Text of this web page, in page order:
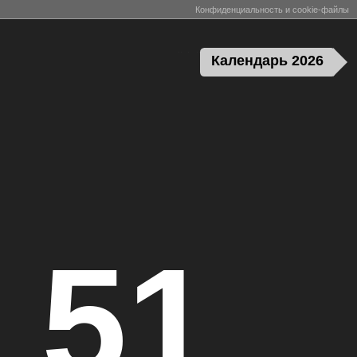
Календарь 2026
Конфиденциальность и cookie-файлы